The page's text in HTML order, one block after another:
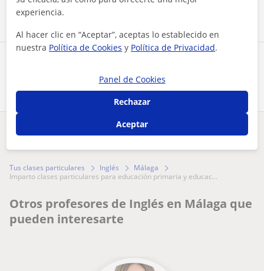
¿Hay algún error en este perfil?Cuéntanos
Tus clases particulares Inglés
Málaga
imparto clases particulares para educación primaria y educac...
Otros profesores de Inglés en Málaga que
pueden interesarte
experiencia.
Al hacer clic en “Aceptar”, aceptas lo establecido en
nuestra Política de Cookies y Política de Privacidad.
Panel de Cookies
Rechazar
Aceptar